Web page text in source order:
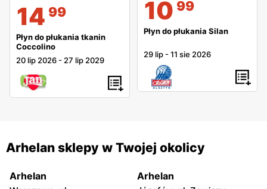
14 99
Płyn do płukania tkanin
Coccolino
20 lip 2026 - 27 lip 2029
10 99
Płyn do płukania Silan
29 lip -11 sie 2026
Arhelan sklepy w Twojej okolicy
Arhelan Arhelan